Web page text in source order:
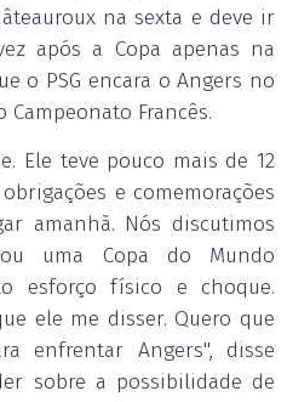
na sexta e deve ir
após a Copa apenas na
o PSG encara o Angers no
Francês.
Ele teve pouco mais de 12
e comemorações
amanhã. Nós discutimos
uma Copa do Mundo
esforço físico e choque.
ele me disser. Quero que
enfrentar Angers", disse
sobre a possibilidade de